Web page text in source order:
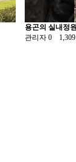
관리자 0 1,309